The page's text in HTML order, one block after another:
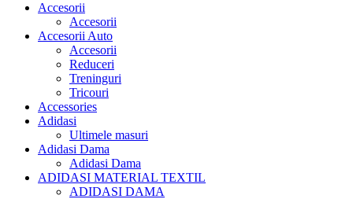
Accesorii
Accesorii
Accesorii Auto
Accesorii
Reduceri
Treninguri
Tricouri
Accessories
Adidasi
Ultimele masuri
Adidasi Dama
Adidasi Dama
ADIDASI MATERIAL TEXTIL
ADIDASI DAMA